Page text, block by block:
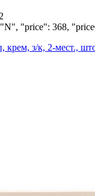
"price": 368,